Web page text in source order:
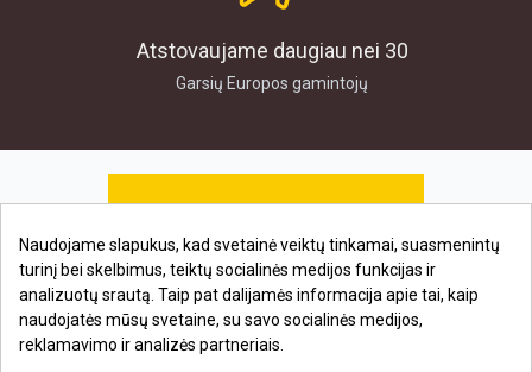
Atstovaujame daugiau nei 30
Garsių Europos gamintojų
Naudojame slapukus, kad svetainė veiktų tinkamai, suasmenintų
turinį bei skelbimus, teiktų socialinės medijos funkcijas ir
analizuotų srautą. Taip pat dalijamės informacija apie tai, kaip
naudojatės mūsų svetaine, su savo socialinės medijos,
reklamavimo ir analizės partneriais.